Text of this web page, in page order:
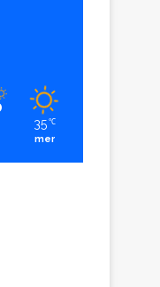
35 ℃
mer